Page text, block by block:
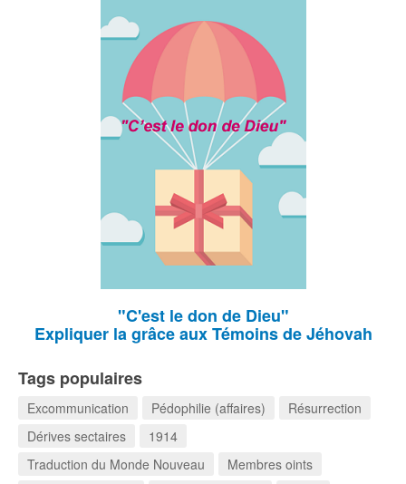
"C'est le don de Dieu"
Expliquer la grâce aux Témoins de Jéhovah
Tags populaires
Excommunication Pédophilie (affaires)
Résurrection
Dérives sectaires
1914
Traduction du Monde Nouveau
Membres oints